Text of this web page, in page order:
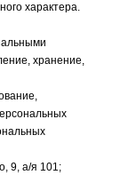
характера.
хранение,
9, а/я 101;